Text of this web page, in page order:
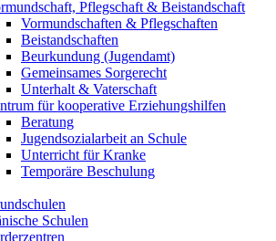
Pflegschaft & Beistandschaft
Vormundschaften & Pflegschaften
Beistandschaften
Beurkundung (Jugendamt)
Gemeinsames Sorgerecht
Unterhalt & Vaterschaft
für kooperative Erziehungshilfen
Beratung
Jugendsozialarbeit an Schule
Unterricht für Kranke
Temporäre Beschulung
Schulen